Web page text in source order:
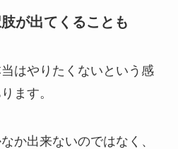
が出てくることも
はやりたくないという感
ます。
か出来ないのではなく、